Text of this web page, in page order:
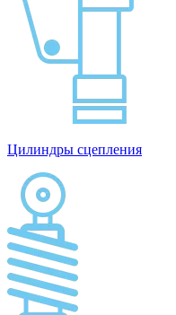
Цилиндры сцепления